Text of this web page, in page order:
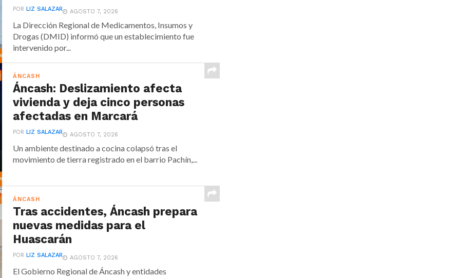
PORLIZ SALAZAR AGOSTO 7, 2026
La Dirección Regional de Medicamentos, Insumos y
Drogas (DMID) informó que un establecimiento fue
intervenido por...
ÁNCASH
Áncash: Deslizamiento afecta
vivienda y deja cinco personas
afectadas en Marcará
PORLIZ SALAZAR AGOSTO 7, 2026
Un ambiente destinado a cocina colapsó tras el
movimiento de tierra registrado en el barrio Pachín,...
ÁNCASH
Tras accidentes, Áncash prepara
nuevas medidas para el
Huascarán
PORLIZ SALAZAR AGOSTO 7, 2026
El Gobierno Regional de Áncash y entidades